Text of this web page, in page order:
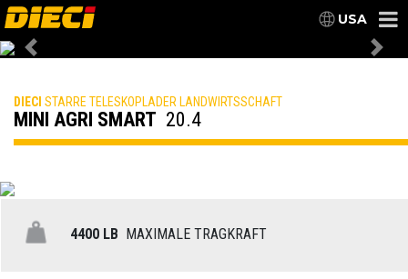
USA
Previous
DIECI STARRE TELESKOPLADER LANDWIRTSSCHAFT
MINI AGRI SMART 20.4
4400 LB MAXIMALE TRAGKRAFT